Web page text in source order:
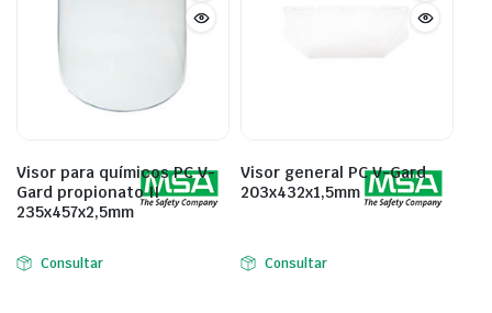
Visor para químicos PC V-
Gard propionato II
235x457x2,5mm
Consultar
Visor general PC V-Gard
203x432x1,5mm
Consultar